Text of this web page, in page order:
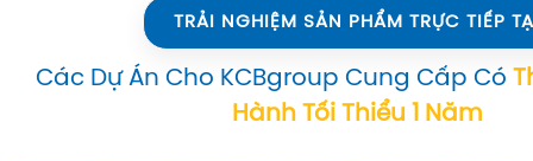
TRẢI NGHIỆM SẢN PHẨM TRỰC TIẾP
Các Dự Án Cho KCBgroup Cung Cấp Có
Hành Tối Thiểu 1 Năm